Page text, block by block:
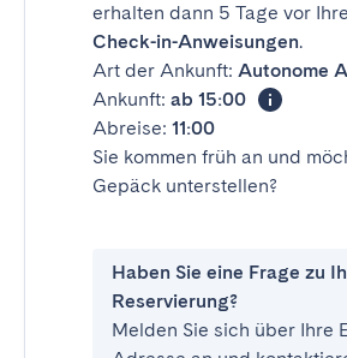
erhalten dann 5 Tage vor
Check-in-Anweisungen.
Art der Ankunft: Autonome
Ankunft: ab 15:00
Abreise: 11:00
Sie kommen früh an und
Gepäck unterstellen?
Haben Sie eine Frage zu
Reservierung?
Melden Sie sich über Ihre